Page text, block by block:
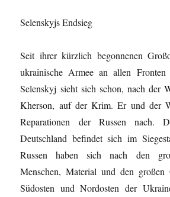
Selenskyjs Endsieg
Seit ihrer kürzlich begonnenen
ukrainische Armee an allen
Selenskyj sieht sich schon, nach der
Kherson, auf der Krim. Er und der
Reparationen der Russen nach.
Deutschland befindet sich im
Russen haben sich nach den
Menschen, Material und den großen
Südosten und Nordosten der